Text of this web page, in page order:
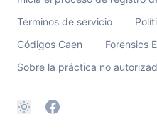
Términos de servicio
Códigos Caen
Forensics
Sobre la práctica no